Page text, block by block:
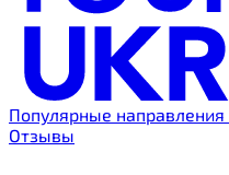
Популярные направления
Отзывы